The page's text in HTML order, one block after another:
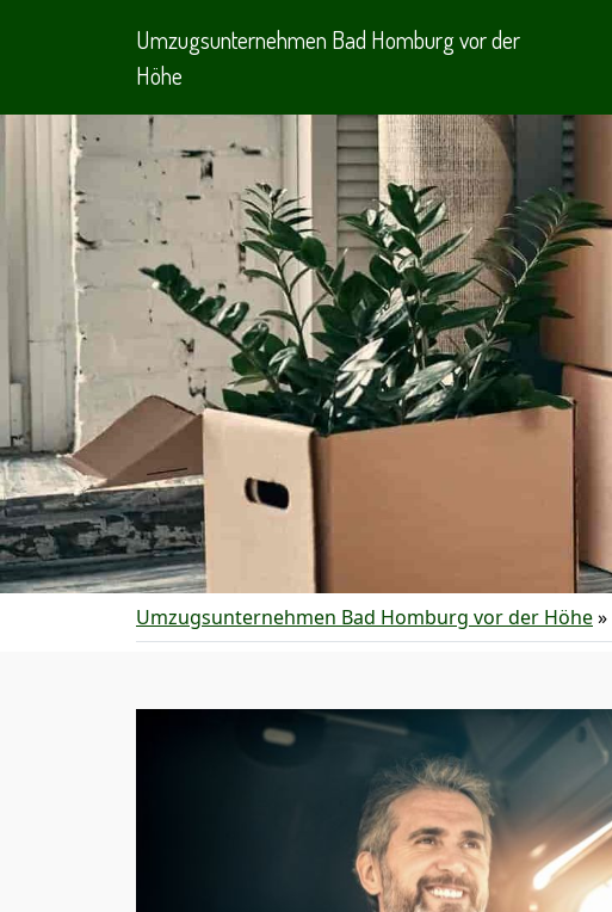
Umzugsunternehmen Bad Homburg vor der
Höhe
Umzugsunternehmen Bad Homburg vor der Höhe»